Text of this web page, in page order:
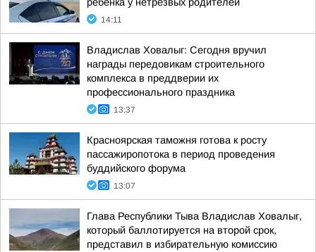
14:11
Владислав Ховалыг: Сегодня вручил
награды передовикам строительного
комплекса в преддверии их
профессионального праздника
13:37
Красноярская таможня готова к росту
пассажиропотока в период проведения
буддийского форума
13:07
Глава Республики Тыва Владислав Ховалыг,
который баллотируется на второй срок,
представил в избирательную комиссию